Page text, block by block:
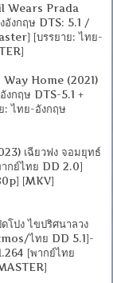
Wears Prada
อังกฤษ DTS: 5.1 /
[บรรยาย: ไทย-
Home (2021)
งกฤษ DTS-5.1 +
: ไทย-อังกฤษ
เฉียวฟง จอมยุทธ์
กย์ไทย DD 2.0]
[MKV]
ปง ไขปริศนาลวง
ไทย DD 5.1]-
[พากย์ไทย